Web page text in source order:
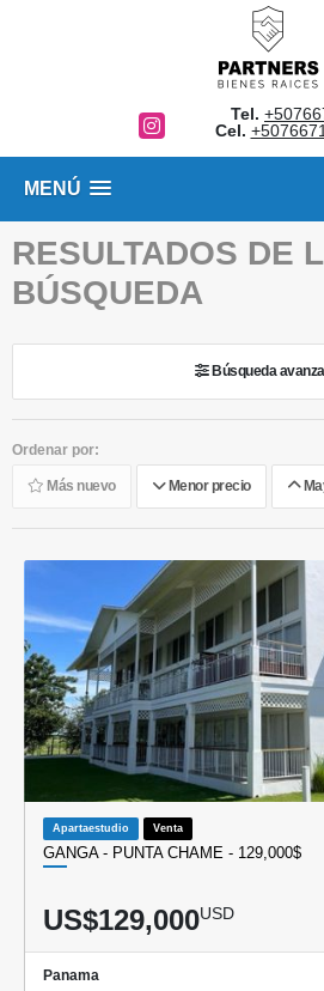
Instagram
Tel.
Cel.
MENÚ
RESULTADOS DE
BÚSQUEDA
Búsqueda
Ordenar por:
Más nuevo Menor precio
Apartaestudio Venta
GANGA - PUNTA CHAME - 129,000$
US$129,000USD
Panama